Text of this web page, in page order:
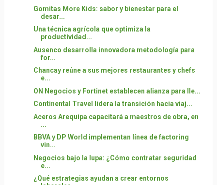
Gomitas More Kids: sabor y bienestar para el
desar...
Una técnica agrícola que optimiza la
productividad...
Ausenco desarrolla innovadora metodología para
for...
Chancay reúne a sus mejores restaurantes y chefs
e...
ON Negocios y Fortinet establecen alianza para lle...
Continental Travel lidera la transición hacia viaj...
Aceros Arequipa capacitará a maestros de obra, en
...
BBVA y DP World implementan línea de factoring
vin...
Negocios bajo la lupa: ¿Cómo contratar seguridad
e...
¿Qué estrategias ayudan a crear entornos